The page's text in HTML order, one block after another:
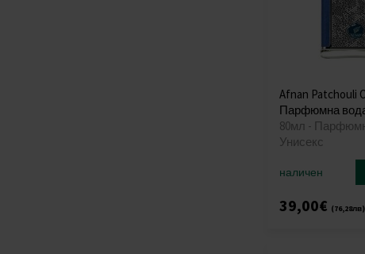
Afnan Patchouli
Парфюмна
80мл -
Унисекс
наличен
39,00€ (76,28лв)